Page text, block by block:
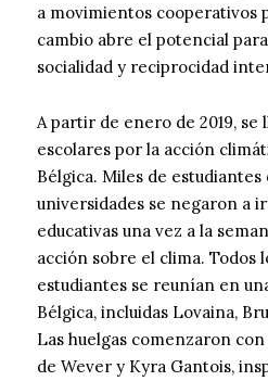
a movimientos cooperativos
cambio abre el potencial
socialidad y reciprocidad
A partir de enero de 2019, se
escolares por la acción
Bélgica. Miles de estudiantes
universidades se negaron a
educativas una vez a la
acción sobre el clima. Todos
estudiantes se reunían en
Bélgica, incluidas Lovaina,
Las huelgas comenzaron
de Wever y Kyra Gantois,